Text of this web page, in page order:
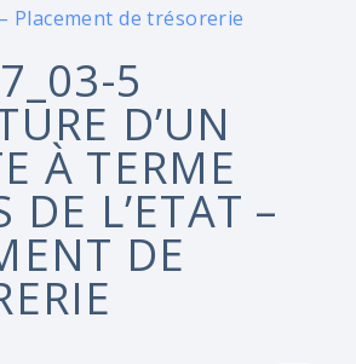
Placement de trésorerie
5
D’UN
À TERME
DE L’ETAT –
DE